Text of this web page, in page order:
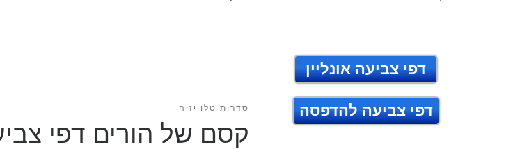
סדרות טלוויזיה
קסם של הורים דפי
דפי צביעה אונליין
דפי צביעה להדפסה